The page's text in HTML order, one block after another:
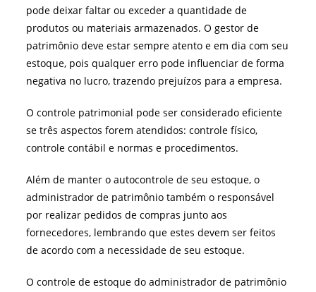
pode deixar faltar ou exceder a quantidade de
produtos ou materiais armazenados. O gestor de
patrimônio deve estar sempre atento e em dia com seu
estoque, pois qualquer erro pode influenciar de forma
negativa no lucro, trazendo prejuízos para a empresa.
O controle patrimonial pode ser considerado eficiente
se três aspectos forem atendidos: controle físico,
controle contábil e normas e procedimentos.
Além de manter o autocontrole de seu estoque, o
administrador de patrimônio também o responsável
por realizar pedidos de compras junto aos
fornecedores, lembrando que estes devem ser feitos
de acordo com a necessidade de seu estoque.
O controle de estoque do administrador de patrimônio